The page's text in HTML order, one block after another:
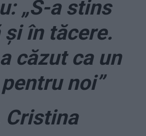
„S-a stins
în tăcere.
căzut ca un
noi”
Cristina